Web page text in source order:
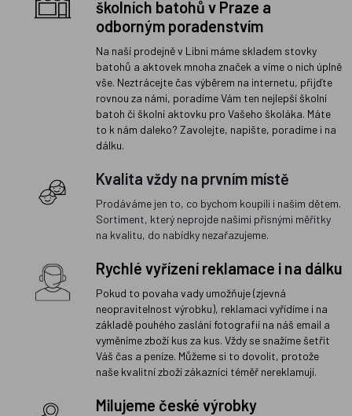
školních batohů v Praze a
odborným poradenstvím
Na naší prodejně v Libni máme skladem stovky
batohů a aktovek mnoha značek a víme o nich úplně
vše. Neztrácejte čas výběrem na internetu, přijďte
rovnou za námi, poradíme Vám ten nejlepší školní
batoh či školní aktovku pro Vašeho školáka. Máte
to k nám daleko? Zavolejte, napište, poradíme i na
dálku.
Kvalita vždy na prvním místě
Prodáváme jen to, co bychom koupili i našim dětem.
Sortiment, který neprojde našimi přísnými měřítky
na kvalitu, do nabídky nezařazujeme.
Rychlé vyřízení reklamace i na dálku
Pokud to povaha vady umožňuje (zjevná
neopravitelnost výrobku), reklamaci vyřídíme i na
základě pouhého zaslání fotografií na náš email a
vyměníme zboží kus za kus. Vždy se snažíme šetřit
Váš čas a peníze. Můžeme si to dovolit, protože
naše kvalitní zboží zákazníci téměř nereklamují.
Milujeme české výrobky